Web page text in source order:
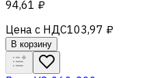
94,61 ₽
Цена с НДС103,97 ₽
В корзину